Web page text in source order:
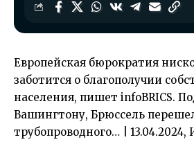
Европейская бюрократия
заботится о благополучии
населения, пишет infoBRICS.
Вашингтону, Брюссель
трубопроводного… |